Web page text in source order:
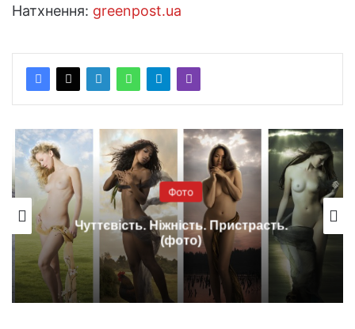
Натхнення: greenpost.ua
Фото
Чуттєвість. Ніжність. Пристрасть.
(фото)